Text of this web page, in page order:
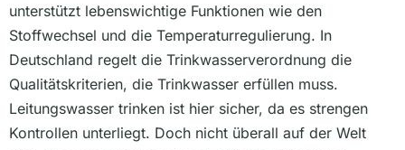
unterstützt lebenswichtige Funktionen wie den
Stoffwechsel und die Temperaturregulierung. In
Deutschland regelt die Trinkwasserverordnung die
Qualitätskriterien, die Trinkwasser erfüllen muss.
Leitungswasser trinken ist hier sicher, da es strengen
Kontrollen unterliegt. Doch nicht überall auf der Welt